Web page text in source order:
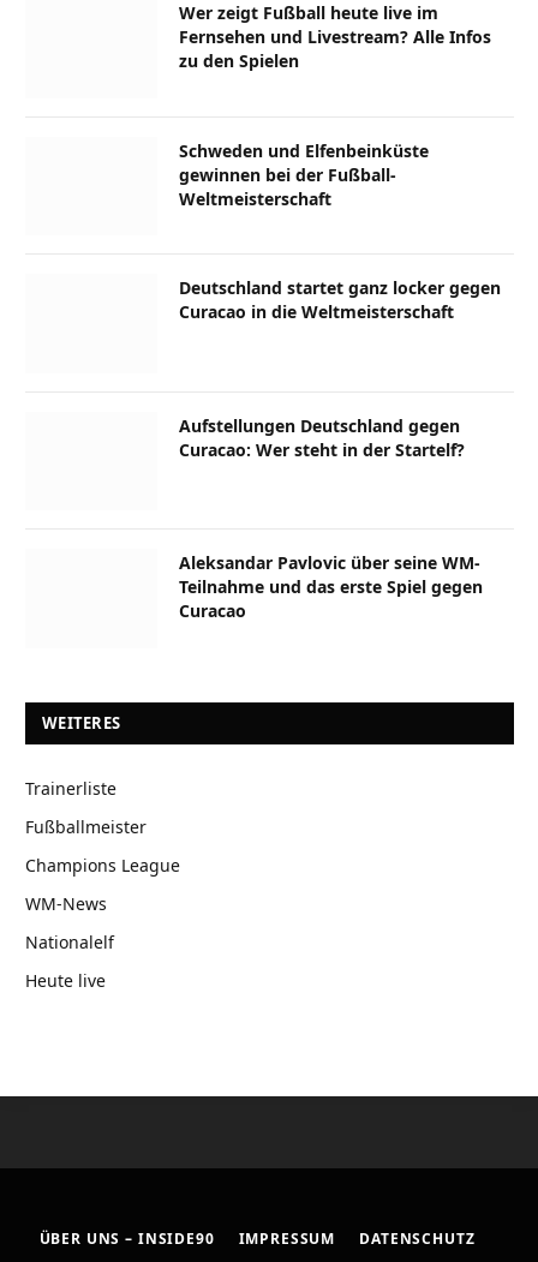
Wer zeigt Fußball heute live im
Fernsehen und Livestream? Alle Infos
zu den Spielen
Schweden und Elfenbeinküste
gewinnen bei der Fußball-
Weltmeisterschaft
Deutschland startet ganz locker gegen
Curacao in die Weltmeisterschaft
Aufstellungen Deutschland gegen
Curacao: Wer steht in der Startelf?
Aleksandar Pavlovic über seine WM-
Teilnahme und das erste Spiel gegen
Curacao
WEITERES
Trainerliste
Fußballmeister
Champions League
WM-News
Nationalelf
Heute live
ÜBER UNS – INSIDE90 IMPRESSUM DATENSCHUTZ